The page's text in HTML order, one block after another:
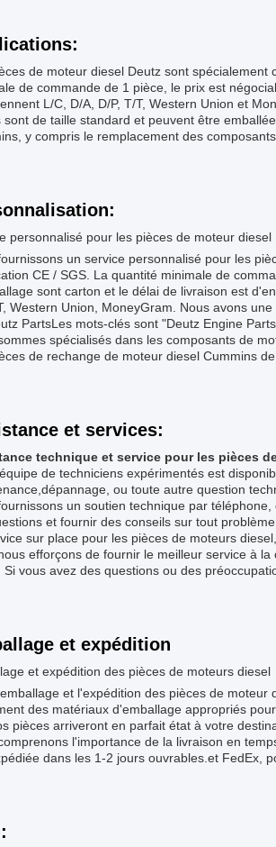
de moteur diesel Deutz sont
de commande de 1 pièce, le prix est
L/C, D/A, D/P, T/T, Western Union et
sont de taille standard et peuvent être
y compris le remplacement des
personnalisé pour les pièces de moteur diesel
un service personnalisé pour les
CE / SGS. La quantité minimale de
sont carton et le délai de livraison est
Western Union, MoneyGram. Nous avons
PartsLes mots-clés sont "Deutz Engine
spécialisés dans les composants de
de rechange de moteur diesel Cummins
et services:
technique et service pour les pièces
de techniciens expérimentés est
ou toute autre question
un soutien technique par
et fournir des conseils sur tout
sur place pour les pièces de moteurs
efforçons de fournir le meilleur service à
Si vous avez des questions ou des
et expédition
et expédition des pièces de moteurs diesel
et l'expédition des pièces de
des matériaux d'emballage appropriés
pièces arriveront en parfait état à votre
l'importance de la livraison en
dans les 1-2 jours ouvrables.et FedEx,